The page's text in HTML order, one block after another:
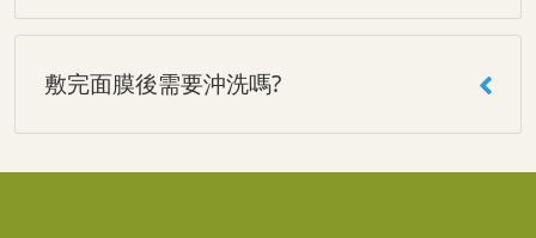
敷完面膜後需要沖洗嗎?